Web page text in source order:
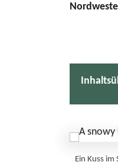
Ein Kuss